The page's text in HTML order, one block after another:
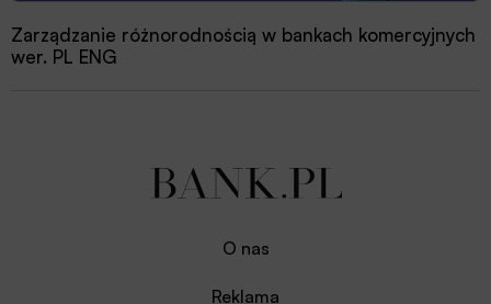
Zarządzanie różnorodnością w bankach komercyjnych
wer. PL ENG
O nas
Reklama